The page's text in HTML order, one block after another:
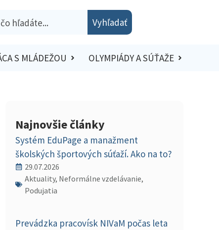
Vyhľadať
S MLÁDEŽOU OLYMPIÁDY A SÚŤAŽE
Najnovšie články
Systém EduPage a manažment
školských športových súťaží. Ako na to?
29.07.2026
Aktuality, Neformálne vzdelávanie,
Podujatia
Prevádzka pracovísk NIVaM počas leta